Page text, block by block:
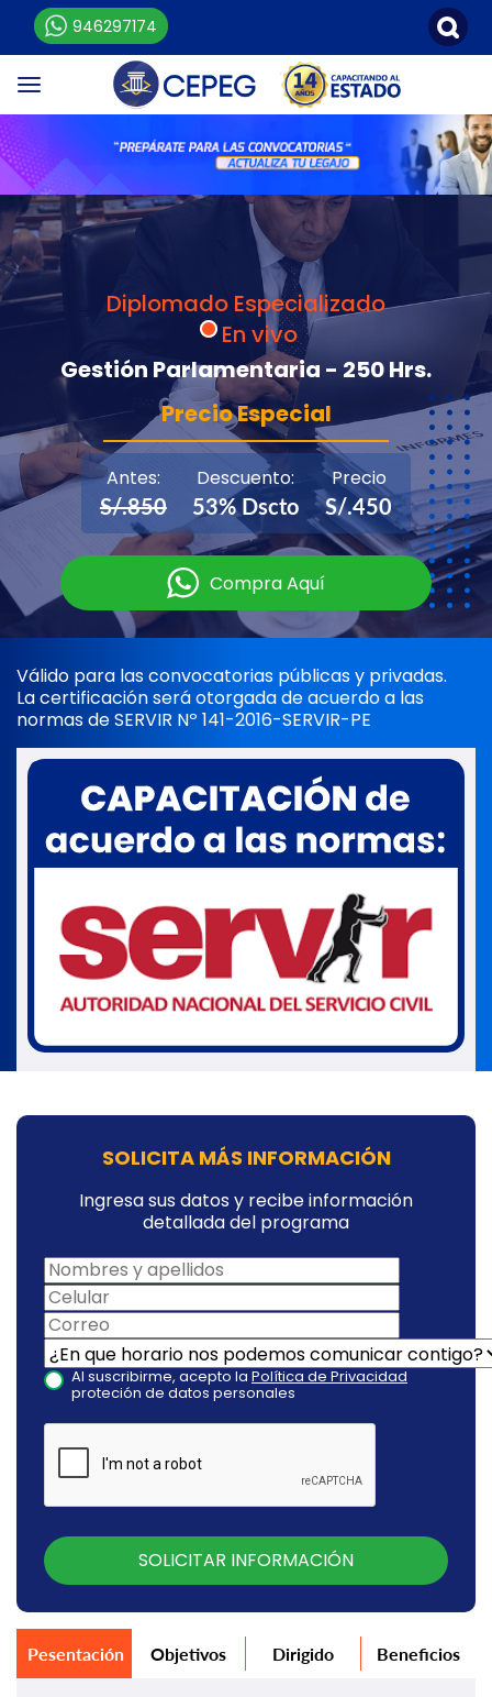
946297174
Diplomado Especializado
En vivo
Gestión Parlamentaria - 250 Hrs.
Precio Especial
Antes:
S/.850
Descuento:
53% Dscto
Precio
S/.450
Compra Aquí
Válido para las convocatorias públicas y privadas.
La certificación será otorgada de acuerdo a las
normas de SERVIR Nº 141-2016-SERVIR-PE
Pesentación Objetivos Dirigido Beneficios
SOLICITA MÁS INFORMACIÓN
Ingresa sus datos y recibe información
detallada del programa
Al suscribirme, acepto la Política de Privacidad
proteción de datos personales
SOLICITAR INFORMACIÓN